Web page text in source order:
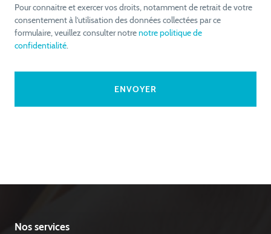
Pour connaitre et exercer vos droits, notamment de retrait de votre
consentement à l’utilisation des données collectées par ce
formulaire, veuillez consulter notrenotre politique de
confidentialité.
Nos services